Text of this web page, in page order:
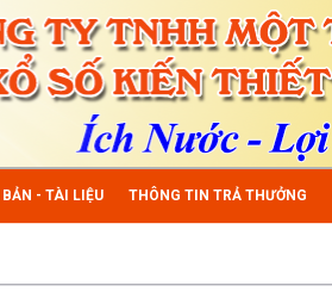
- TÀI LIỆU THÔNG TIN TRẢ THƯỞNG